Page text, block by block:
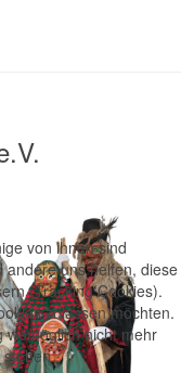
von ihnen sind
andere uns helfen, diese
(Tracking Cookies).
zulassen möchten.
womöglich nicht mehr
stehen.